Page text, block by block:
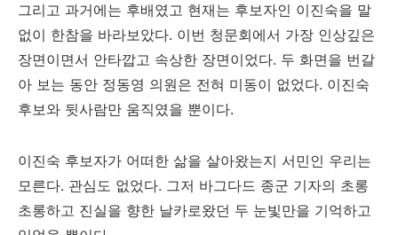
그리고 과거에는 후배였고 현재는 후보자인 이진숙을 말
없이 한참을 바라보았다. 이번 청문회에서 가장 인상깊은
장면이면서 안타깝고 속상한 장면이었다. 두 화면을 번갈
아 보는 동안 정동영 의원은 전혀 미동이 없었다. 이진숙
후보와 뒷사람만 움직였을 뿐이다.
이진숙 후보자가 어떠한 삶을 살아왔는지 서민인 우리는
모른다. 관심도 없었다. 그저 바그다드 종군 기자의 초롱
초롱하고 진실을 향한 날카로왔던 두 눈빛만을 기억하고